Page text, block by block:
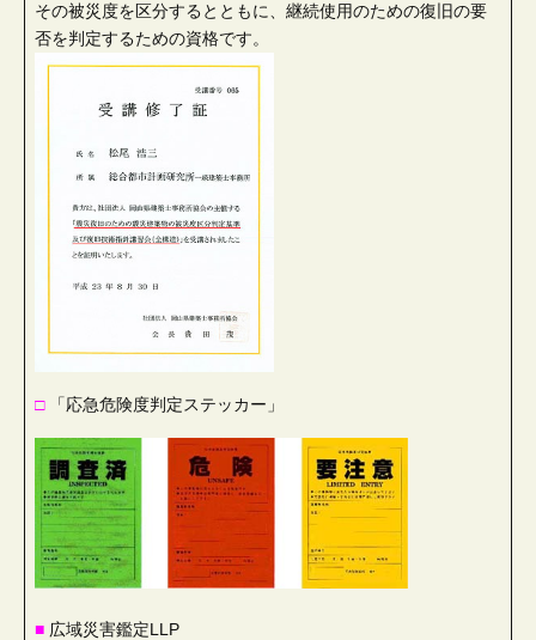
その被災度を区分するとともに、継続使用のための復旧の要
否を判定するための資格です。
□「応急危険度判定ステッカー」
■ 広域災害鑑定LLP